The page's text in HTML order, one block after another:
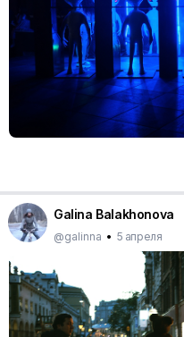
Galina Balakhonova
@galinna • 5 апреля